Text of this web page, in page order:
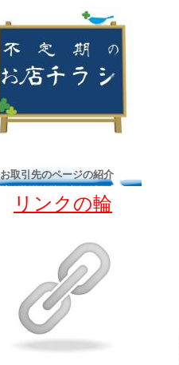
お取引先のページの紹介
リンクの輪